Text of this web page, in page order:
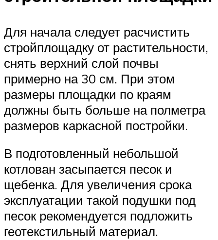
Для начала следует расчистить
стройплощадку от растительности,
снять верхний слой почвы
примерно на 30 см. При этом
размеры площадки по краям
должны быть больше на полметра
размеров каркасной постройки.
В подготовленный небольшой
котлован засыпается песок и
щебенка. Для увеличения срока
эксплуатации такой подушки под
песок рекомендуется подложить
геотекстильный материал.